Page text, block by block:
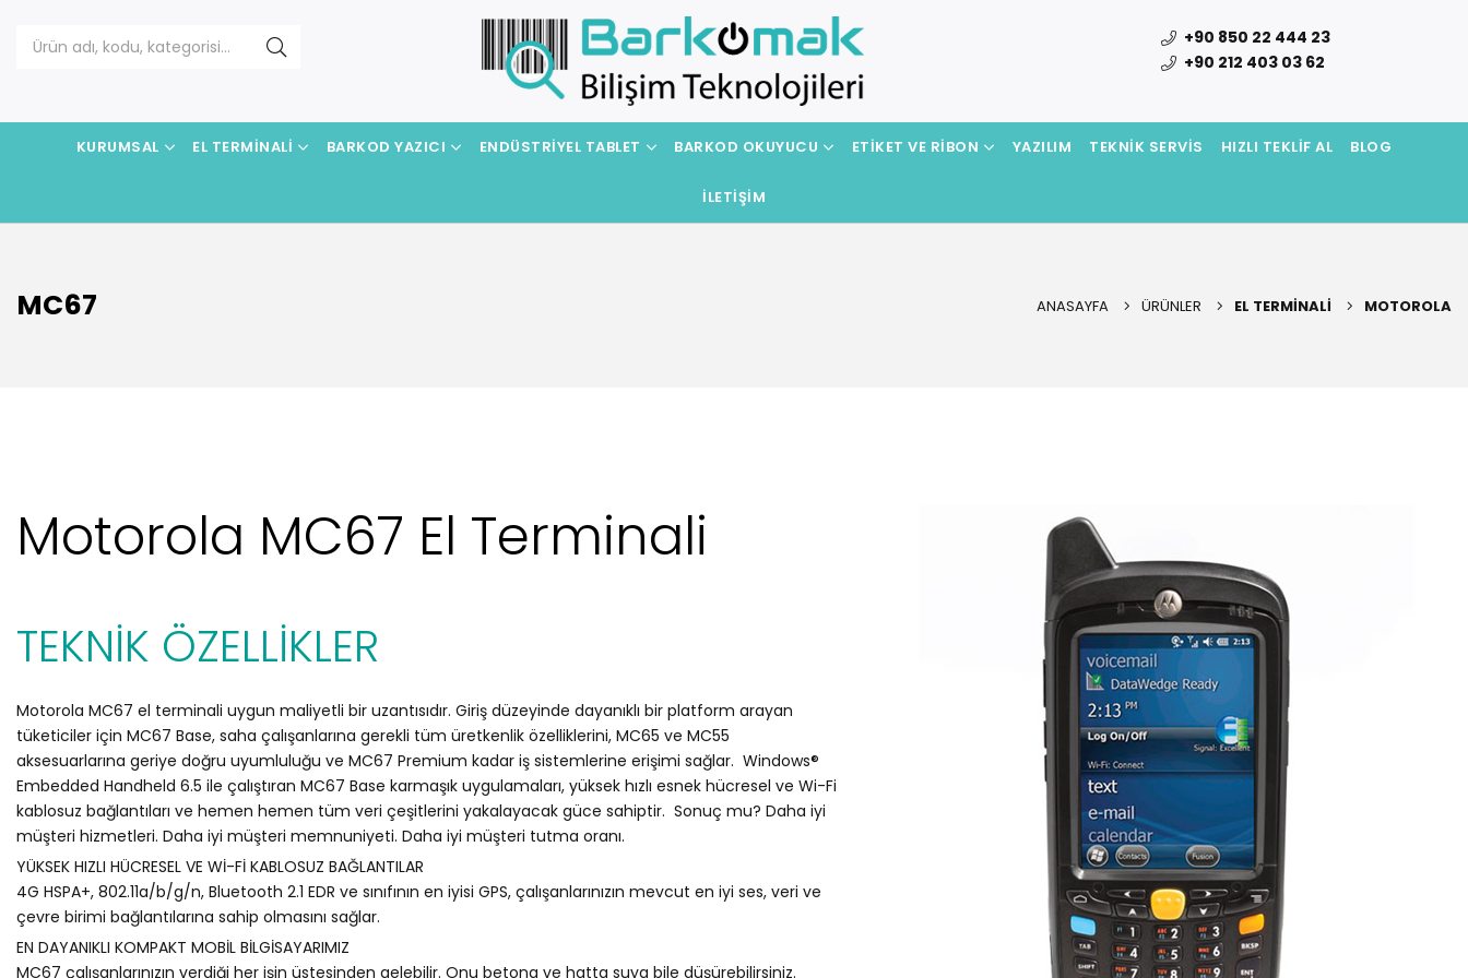
+90 850 22 444 23
+90 212 403 03 62
KURUMSAL EL TERMINALI BARKOD YAZICI ENDÜSTRIYEL TABLET BARKOD OKUYUCU ETIKET VE RIBON YAZILIM TEKNIK SERVIS HIZLI TEKLIF AL BLOG
İLETIŞIM
MC67 ANASAYFA ÜRÜNLER EL TERMINALI MOTOROLA
Motorola MC67 El Terminali
TEKNİK ÖZELLİKLER
Motorola MC67 el terminali uygun maliyetli bir uzantısıdır. Giriş düzeyinde dayanıklı bir platform arayan
tüketiciler için MC67 Base, saha çalışanlarına gerekli tüm üretkenlik özelliklerini, MC65 ve MC55
aksesuarlarına geriye doğru uyumluluğu ve MC67 Premium kadar iş sistemlerine erişimi sağlar. Windows®
Embedded Handheld 6.5 ile çalıştıran MC67 Base karmaşık uygulamaları, yüksek hızlı esnek hücresel ve Wi-Fi
kablosuz bağlantıları ve hemen hemen tüm veri çeşitlerini yakalayacak güce sahiptir. Sonuç mu? Daha iyi
müşteri hizmetleri. Daha iyi müşteri memnuniyeti. Daha iyi müşteri tutma oranı.
YÜKSEK HIZLI HÜCRESEL VE Wİ-Fİ KABLOSUZ BAĞLANTILAR
4G HSPA+, 802.11a/b/g/n, Bluetooth 2.1 EDR ve sınıfının en iyisi GPS, çalışanlarınızın mevcut en iyi ses, veri ve
çevre birimi bağlantılarına sahip olmasını sağlar.
EN DAYANIKLI KOMPAKT MOBİL BİLGİSAYARIMIZ
MC67 çalışanlarınızın verdiği her işin üstesinden gelebilir. Onu betona ve hatta suya bile düşürebilirsiniz.